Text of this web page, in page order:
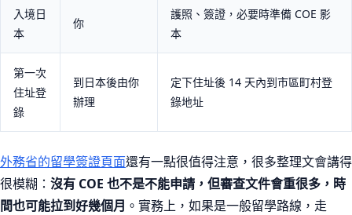
入境日
本
你
護照、簽證，必要時準備 COE 影
本
第一次
住址登
錄
到日本後由你
辦理
定下住址後 14 天內到市區町村登
錄地址
外務省的留學簽證頁面還有一點很值得注意，很多整理文會講得
很模糊： 沒有 COE 也不是不能申請，但審查文件會重很多，時
間也可能拉到好幾個月 。實務上，如果是一般留學路線，走